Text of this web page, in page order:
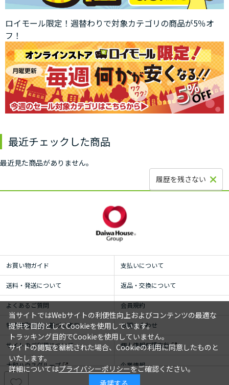
ロイモール限定！週替わりで対象カテゴリの商品が5％オ
フ！
最近チェックした商品
最近見た商品がありません。
履歴を残さない
お買い物ガイド 支払いについて
送料・発送について 返品・交換について
よくあるご質問 会員規約
特定商取引法に基づく表示 お問い合わせ
サイトのご利用について 個人情報保護方針
大和ハウスグループ 企業情報
当サイトではWebサイトの利便性向上およびコンテンツの最適な
提供を目的としてCookieを使用しています。
トラッキング目的でCookieを使用していません。
サイトの閲覧を継続された場合、Cookieの利用に同意したものと
いたします。
詳細についてはプライバシーポリシーをご確認ください。